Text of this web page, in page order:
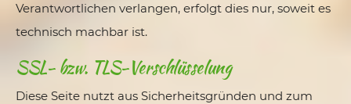
Verantwortlichen verlangen, erfolgt dies nur, soweit es
technisch machbar ist.
SSL- bzw. TLS-Verschlüsselung
Diese Seite nutzt aus Sicherheitsgründen und zum